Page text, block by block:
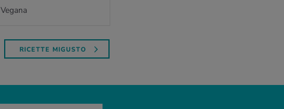
Vegana
RICETTE MIGUSTO